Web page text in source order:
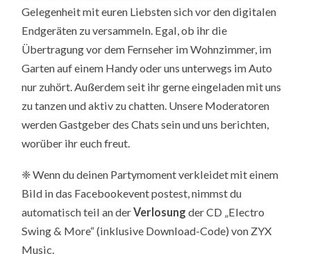
Gelegenheit mit euren Liebsten sich vor den digitalen
Endgeräten zu versammeln. Egal, ob ihr die
Übertragung vor dem Fernseher im Wohnzimmer, im
Garten auf einem Handy oder uns unterwegs im Auto
nur zuhört. Außerdem seit ihr gerne eingeladen mit uns
zu tanzen und aktiv zu chatten. Unsere Moderatoren
werden Gastgeber des Chats sein und uns berichten,
worüber ihr euch freut.
❈Wenn du deinen Partymoment verkleidet mit einem
Bild in das Facebookevent postest, nimmst du
automatisch teil an derVerlosung der CD „Electro
Swing & More“ (inklusive Download-Code) von ZYX
Music.